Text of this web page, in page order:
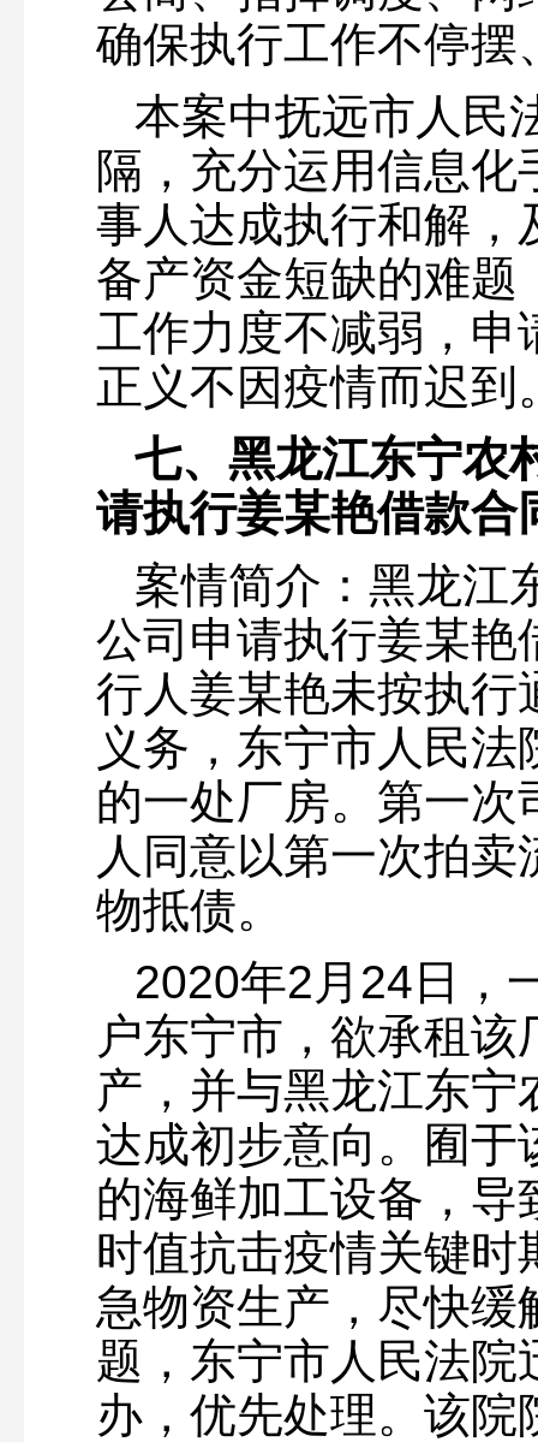
确保执行工作不停摆
本案中抚远市人民
隔，充分运用信息
事人达成执行和解，
备产资金短缺的难题
工作力度不减弱，申
正义不因疫情而迟到
七、黑龙江东宁农
请执行姜某艳借款合
案情简介：黑龙江
公司申请执行姜某艳
行人姜某艳未按执行
义务，东宁市人民
的一处厂房。第一
人同意以第一次拍
物抵债。
2020年2月24日，
户东宁市，欲承租
产，并与黑龙江东
达成初步意向。囿于
的海鲜加工设备，
时值抗击疫情关键
急物资生产，尽快缓
题，东宁市人民法
办，优先处理。该